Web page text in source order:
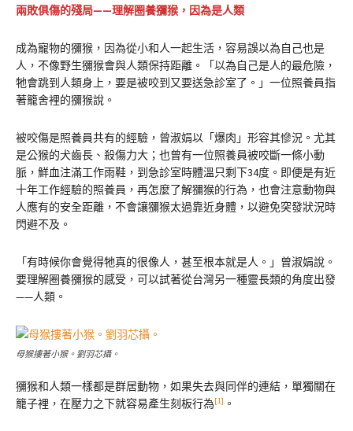
兩敗俱傷的殘局——理解圈養獼猴，因為是人類
成為寵物的獼猴，因為從小和人一起生活，容易誤以為自己也是
人，不像野生獼猴會與人類保持距離。「以為自己是人的最危險，
牠會跳到人類身上，要是被咬到又要送急診室了。」一位照養員指
著籠舍裡的獼猴說。
被咬傷是照養員共有的經驗，曾淑娟以「爆肉」形容其慘況。尤其
是公猴的犬齒長、殺傷力大；也曾有一位照養員被咬斷一條小動
脈，鮮血注滿工作雨鞋，到急診室時體溫只剩下34度。即便是有近
十年工作經驗的照養員，再怎麼了解獼猴的行為，也會注意動物與
人應有的安全距離，不會讓獼猴太過靠近身體，以避免突發狀況時
閃避不及。
「有時候你會覺得牠真的很像人，甚至根本就是人。」曾淑娟說。
要理解圈養獼猴的感受，可以試著從台灣另一種靈長類的角度出發
——人類。
母猴摟著小猴。劉羽芯攝。
獼猴和人類一樣都是群居動物，如果失去與同伴的連結，單獨關在
籠子裡，在壓力之下就容易產生刻板行為[1] 。